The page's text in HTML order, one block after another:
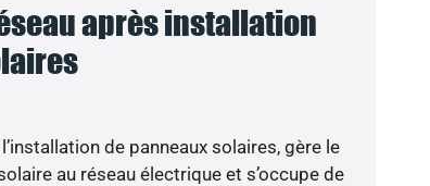
après installation
de panneaux solaires, gère le
au réseau électrique et s’occupe de